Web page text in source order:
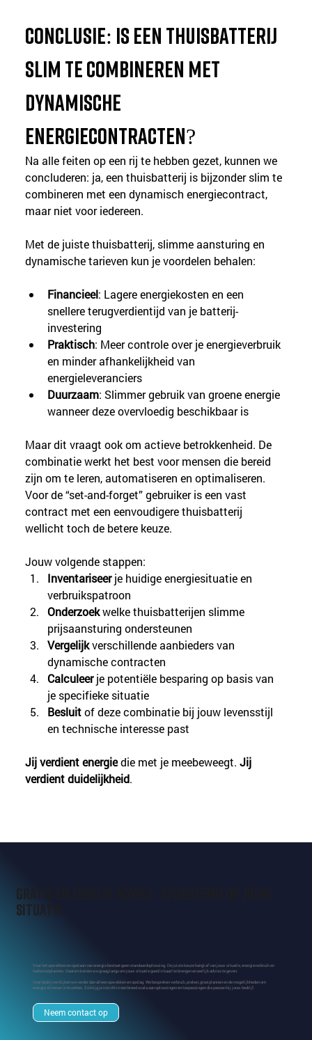
Conclusie: is een thuisbatterij
slim te combineren met
dynamische
energiecontracten?
Na alle feiten op een rij te hebben gezet, kunnen we
concluderen: ja, een thuisbatterij is bijzonder slim te
combineren met een dynamisch energiecontract,
maar niet voor iedereen.
Met de juiste thuisbatterij, slimme aansturing en
dynamische tarieven kun je voordelen behalen:
Financieel: Lagere energiekosten en een
snellere terugverdientijd van je batterij-
investering
Praktisch: Meer controle over je energieverbruik
en minder afhankelijkheid van
energieleveranciers
Duurzaam: Slimmer gebruik van groene energie
wanneer deze overvloedig beschikbaar is
Maar dit vraagt ook om actieve betrokkenheid. De
combinatie werkt het best voor mensen die bereid
zijn om te leren, automatiseren en optimaliseren.
Voor de “set-and-forget” gebruiker is een vast
contract met een eenvoudigere thuisbatterij
wellicht toch de betere keuze.
Jouw volgende stappen:
Inventariseer je huidige energiesituatie en
verbruikspatroon
Onderzoek welke thuisbatterijen slimme
prijsaansturing ondersteunen
Vergelijk verschillende aanbieders van
dynamische contracten
Calculeer je potentiële besparing op basis van
je specifieke situatie
Besluit of deze combinatie bij jouw levensstijl
en technische interesse past
Jij verdient energie die met je meebeweegt. Jij
verdient duidelijkheid.
Voor het opwekken en opslaan van energie bestaat geen standaardoplossing. De juiste keuze hangt af van jouw situatie, energieverbruik en
toekomstplannen. Daarom komen we graag langs om jouw situatie goed in kaart te brengen en eerlijk advies te geven.
Voor bedrijven kijken we verder dan alleen opwekken en opslag. We bespreken verbruik, pieken, groeiplannen en de mogelijkheden om
energie slimmer in te zetten. Zo krijg je inzicht in een breed scala aan oplossingen en toepassingen die passen bij jouw bedrijf.
Neem contact op
Gratis en eerlijk advies afgestemd op jouw
situatie